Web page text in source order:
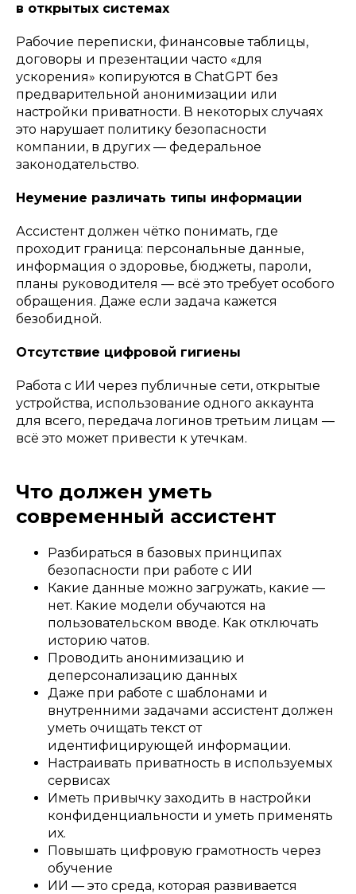
в открытых системах
Рабочие переписки, финансовые таблицы,
договоры и презентации часто «для
ускорения» копируются в ChatGPT без
предварительной анонимизации или
настройки приватности. В некоторых случаях
это нарушает политику безопасности
компании, в других — федеральное
законодательство.
Неумение различать типы информации
Ассистент должен чётко понимать, где
проходит граница: персональные данные,
информация о здоровье, бюджеты, пароли,
планы руководителя — всё это требует особого
обращения. Даже если задача кажется
безобидной.
Отсутствие цифровой гигиены
Работа с ИИ через публичные сети, открытые
устройства, использование одного аккаунта
для всего, передача логинов третьим лицам —
всё это может привести к утечкам.
Что должен уметь
современный ассистент
Разбираться в базовых принципах
безопасности при работе с ИИ
Какие данные можно загружать, какие —
нет. Какие модели обучаются на
пользовательском вводе. Как отключать
историю чатов.
Проводить анонимизацию и
деперсонализацию данных
Даже при работе с шаблонами и
внутренними задачами ассистент должен
уметь очищать текст от
идентифицирующей информации.
Настраивать приватность в используемых
сервисах
Иметь привычку заходить в настройки
конфиденциальности и уметь применять
их.
Повышать цифровую грамотность через
обучение
ИИ — это среда, которая развивается